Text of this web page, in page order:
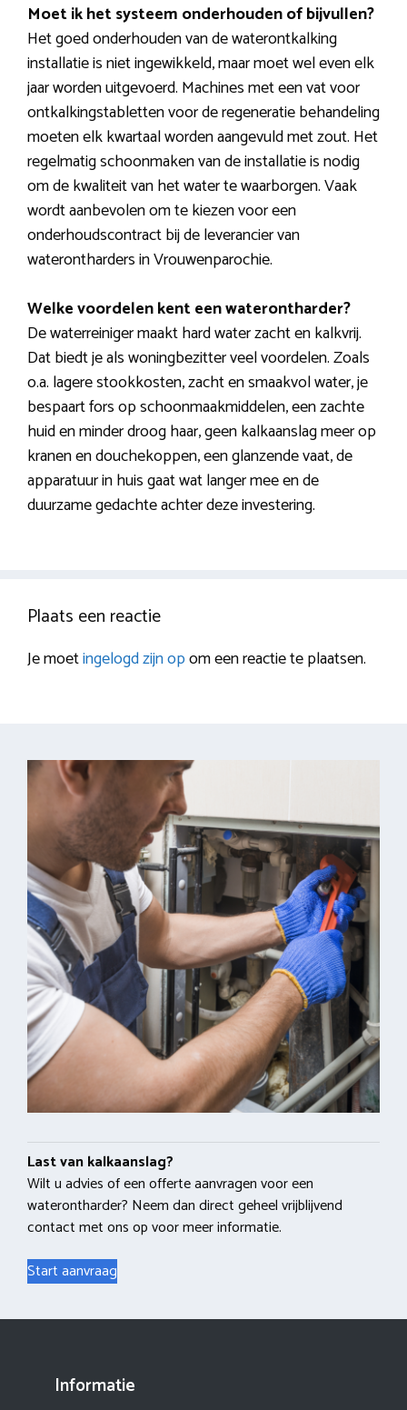
Moet ik het systeem onderhouden of bijvullen?
Het goed onderhouden van de waterontkalking
installatie is niet ingewikkeld, maar moet wel even elk
jaar worden uitgevoerd. Machines met een vat voor
ontkalkingstabletten voor de regeneratie behandeling
moeten elk kwartaal worden aangevuld met zout. Het
regelmatig schoonmaken van de installatie is nodig
om de kwaliteit van het water te waarborgen. Vaak
wordt aanbevolen om te kiezen voor een
onderhoudscontract bij de leverancier van
waterontharders in Vrouwenparochie.
Welke voordelen kent een waterontharder?
De waterreiniger maakt hard water zacht en kalkvrij.
Dat biedt je als woningbezitter veel voordelen. Zoals
o.a. lagere stookkosten, zacht en smaakvol water, je
bespaart fors op schoonmaakmiddelen, een zachte
huid en minder droog haar, geen kalkaanslag meer op
kranen en douchekoppen, een glanzende vaat, de
apparatuur in huis gaat wat langer mee en de
duurzame gedachte achter deze investering.
Plaats een reactie
Je moetingelogd zijn opom een reactie te plaatsen.
Last van kalkaanslag?
Wilt u advies of een offerte aanvragen voor een
waterontharder? Neem dan direct geheel vrijblijvend
contact met ons op voor meer informatie.
Start aanvraag
Informatie